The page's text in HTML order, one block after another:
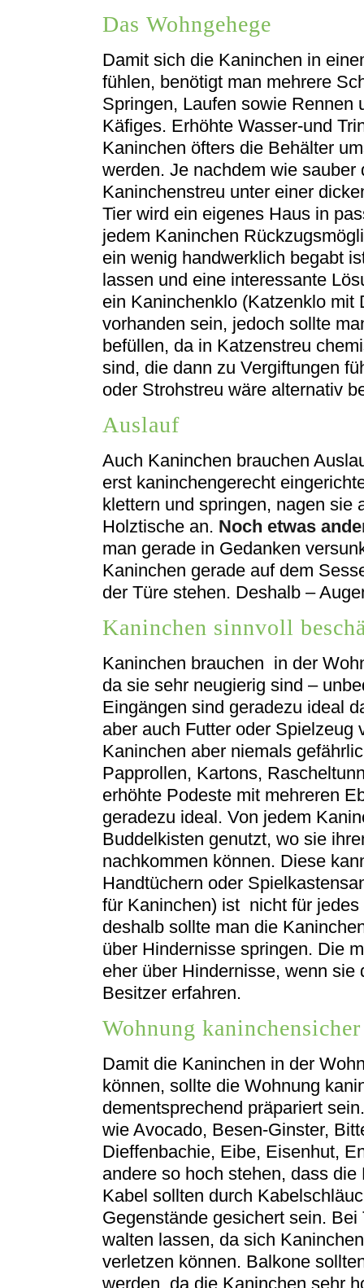
Das Wohngehege
Damit sich die Kaninchen in
fühlen, benötigt man mehrere
Springen, Laufen sowie Rennen
Käfiges. Erhöhte Wasser-und
Kaninchen öfters die Behälter
werden. Je nachdem wie
Kaninchenstreu unter einer
Tier wird ein eigenes Haus in
jedem Kaninchen
ein wenig handwerklich begabt
lassen und eine interessante
ein Kaninchenklo (Katzenklo mit
vorhanden sein, jedoch sollte
befüllen, da in Katzenstreu
sind, die dann zu Vergiftungen
oder Strohstreu wäre alternativ
Auslauf
Auch Kaninchen brauchen
erst kaninchengerecht
klettern und springen, nagen sie
Holztische an. Noch etwas
man gerade in Gedanken
Kaninchen gerade auf dem
der Türe stehen. Deshalb –
Kaninchen sinnvoll
Kaninchen brauchen in der
da sie sehr neugierig sind –
Eingängen sind geradezu ideal
aber auch Futter oder Spielzeug
Kaninchen aber niemals
Papprollen, Kartons,
erhöhte Podeste mit mehreren
geradezu ideal. Von jedem
Buddelkisten genutzt, wo sie
nachkommen können. Diese
Handtüchern oder
für Kaninchen) ist nicht für
deshalb sollte man die
über Hindernisse springen. Die
eher über Hindernisse, wenn
Besitzer erfahren.
Wohnung
Damit die Kaninchen in der
können, sollte die Wohnung
dementsprechend präpariert
wie Avocado, Besen-Ginster,
Dieffenbachie, Eibe, Eisenhut,
andere so hoch stehen, dass
Kabel sollten durch
Gegenstände gesichert sein.
walten lassen, da sich
verletzen können. Balkone
werden, da die Kaninchen sehr